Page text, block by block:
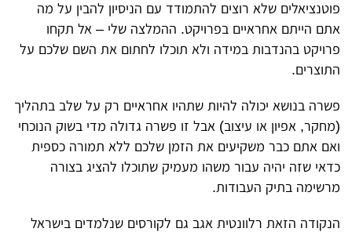
פוטנציאלים שלא רוצים להתמודד עם הניסיון להבין על מה
אתם הייתם אחראיים בפרויקט. ההמלצה שלי – אל תקחו
פרויקט בהנדבות במידה ולא תוכלו לחתום את השם שלכם על
התוצרים.
פשרה בנושא יכולה להיות שתהיו אחראיים רק על שלב בתהליך
(מחקר, אפיון או עיצוב) אבל זו פשרה גדולה מדי בשוק הנוכחי
ואם אתם כבר משקיעים את הזמן שלכם ללא תמורה כספית
כדאי שזה יהיה עבור משהו מעמיק שתוכלו להציג בצורה
מרשימה בתיק העבודות.
הנקודה הזאת רלוונטית אגב גם לקורסים שנלמדים בישראל